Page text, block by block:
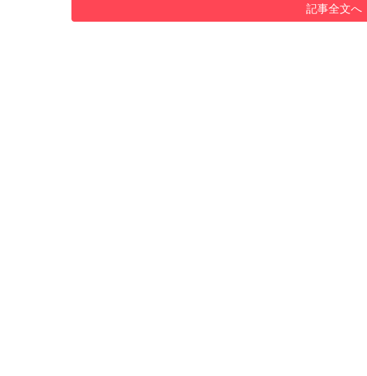
記事全文へ